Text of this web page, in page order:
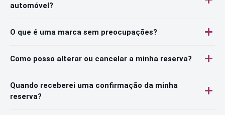
automóvel?
O que é uma marca sem preocupações?
Como posso alterar ou cancelar a minha reserva?
Quando receberei uma confirmação da minha
reserva?